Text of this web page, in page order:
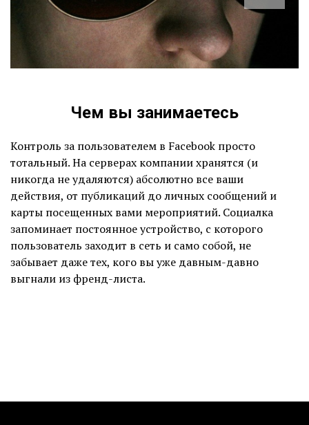
Чем вы занимаетесь
Контроль за пользователем в Facebook просто
тотальный. На серверах компании хранятся (и
никогда не удаляются) абсолютно все ваши
действия, от публикаций до личных сообщений и
карты посещенных вами мероприятий. Социалка
запоминает постоянное устройство, с которого
пользователь заходит в сеть и само собой, не
забывает даже тех, кого вы уже давным-давно
выгнали из френд-листа.